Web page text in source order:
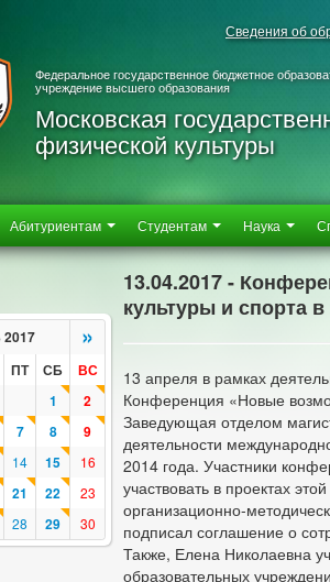
Сведения об
Федеральное государственное бюджетное
учреждение высшего образования
Московская
физической культуры
Абитуриентам Студентам Наука
»
ПТ СБ
ВС
1
2
7 8
9
14 15
16
21 22 23
28 29 30
13.04.2017 -
культуры и спорта
13 апреля в рамках
Конференция «Новые
Заведующая отделом
деятельности
2014 года. Участники
участвовать в проектах
организационно-
подписал соглашение о
Также, Елена Николаевна
образовательных